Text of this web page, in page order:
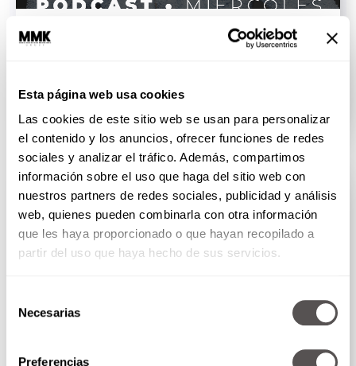
Esta página web usa cookies
Las cookies de este sitio web se usan para personalizar
el contenido y los anuncios, ofrecer funciones de redes
sociales y analizar el tráfico. Además, compartimos
información sobre el uso que haga del sitio web con
nuestros partners de redes sociales, publicidad y análisis
web, quienes pueden combinarla con otra información
que les haya proporcionado o que hayan recopilado a
partir del uso que haya hecho de sus servicios.
Necesarias
Preferencias
Martha Debayle en W Radio - Miércoles 5 de
agosto del 2026
SEGUIR LEYENDO
PODCAST